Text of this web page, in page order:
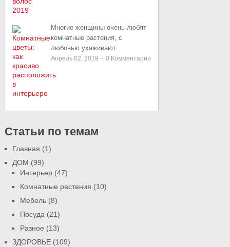
Многие женщины очень любят
комнатные растения, с
любовью ухаживают
Апрель 02, 2019 - 0 Комментарии
Статьи по темам
Главная (1)
ДОМ (99)
Интерьер(47)
Комнатные растения (10)
Мебель(8)
Посуда (21)
Разное (13)
ЗДОРОВЬЕ(109)